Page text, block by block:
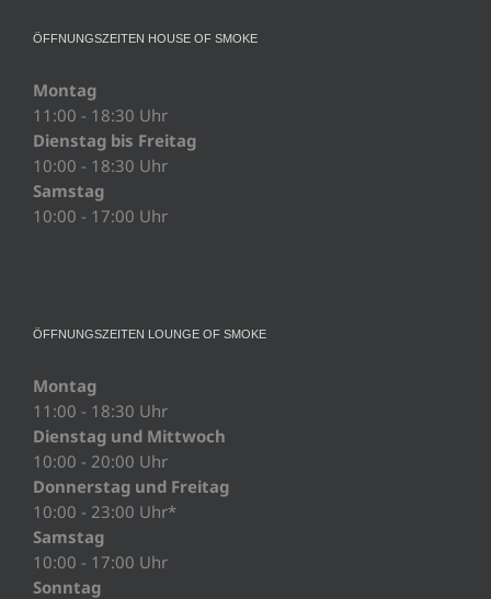
ÖFFNUNGSZEITEN HOUSE OF SMOKE
Montag
11:00 - 18:30 Uhr
Dienstag bis Freitag
10:00 - 18:30 Uhr
Samstag
10:00 - 17:00 Uhr
ÖFFNUNGSZEITEN LOUNGE OF SMOKE
Montag
11:00 - 18:30 Uhr
Dienstag und Mittwoch
10:00 - 20:00 Uhr
Donnerstag und Freitag
10:00 - 23:00 Uhr*
Samstag
10:00 - 17:00 Uhr
Sonntag